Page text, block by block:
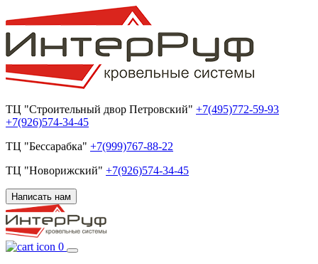
ТЦ "Строительный двор Петровский" +7(495)772-59-93
+7(926)574-34-45
ТЦ "Бессарабка" +7(999)767-88-22
ТЦ "Новорижский" +7(926)574-34-45
Написать нам
0